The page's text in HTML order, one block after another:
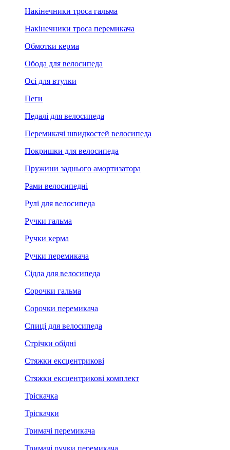
Накінечники троса гальма
Накінечники троса перемикача
Обмотки керма
Обода для велосипеда
Осі для втулки
Пеги
Педалі для велосипеда
Перемикачі швидкостей велосипеда
Покришки для велосипеда
Пружини заднього амортизатора
Рами велосипедні
Рулі для велосипеда
Ручки гальма
Ручки керма
Ручки перемикача
Сідла для велосипеда
Сорочки гальма
Сорочки перемикача
Спиці для велосипеда
Стрічки обідні
Стяжки ексцентрикові
Стяжки ексцентрикові комплект
Тріскачка
Тріскачки
Тримачі перемикача
Тримачі ручки перемикача